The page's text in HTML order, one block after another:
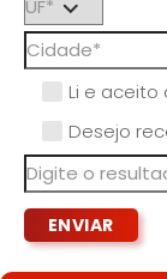
Li e
Desejo